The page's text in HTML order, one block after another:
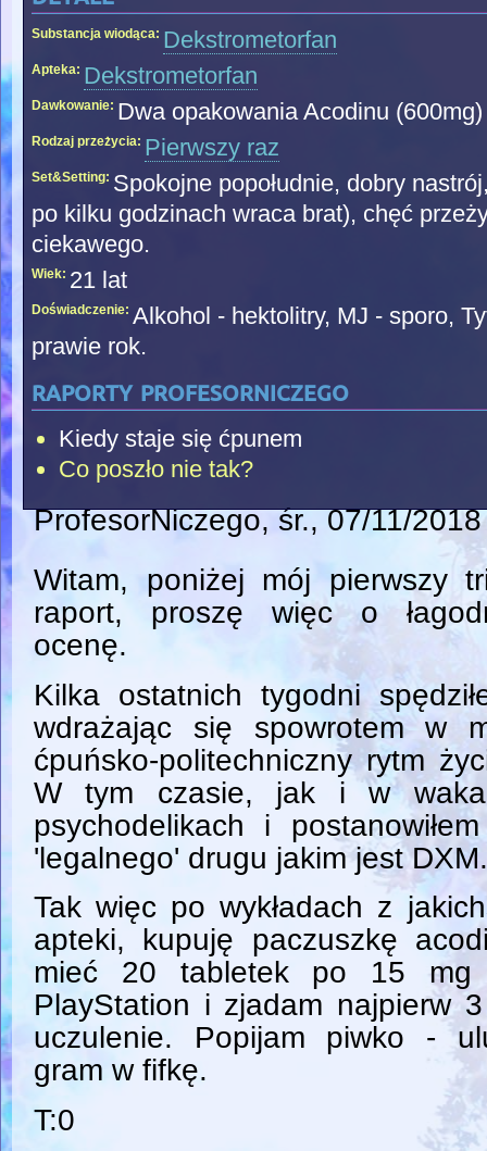
Substancja wiodąca: Dekstrometorfan
Apteka: Dekstrometorfan
Dawkowanie: Dwa opakowania Acodinu (600mg)
Rodzaj przeżycia: Pierwszy raz
Set&Setting: Spokojne popołudnie, dobry
po kilku godzinach wraca brat), chęć
ciekawego.
Wiek: 21 lat
Doświadczenie: Alkohol - hektolitry, MJ - sporo,
prawie rok.
raporty profesorniczego
Kiedy staje się ćpunem
Co poszło nie tak?
ProfesorNiczego, śr., 07/11/
Witam, poniżej mój pierwszy
raport, proszę więc o
ocenę.
Kilka ostatnich tygodni
wdrażając się spowrotem w
ćpuńsko-politechniczny rytm
W tym czasie, jak i w
psychodelikach i
'legalnego' drugu jakim jest DXM.
Tak więc po wykładach z
apteki, kupuję paczuszkę
mieć 20 tabletek po 15 mg
PlayStation i zjadam najpierw
uczulenie. Popijam piwko -
gram w fifkę.
T:0